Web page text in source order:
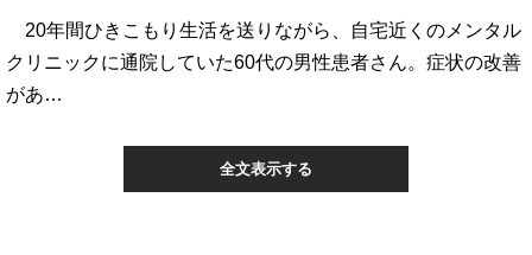
20年間ひきこもり生活を送りながら、自宅近くのメンタル
クリニックに通院していた60代の男性患者さん。症状の改善
があ…
全文表示する